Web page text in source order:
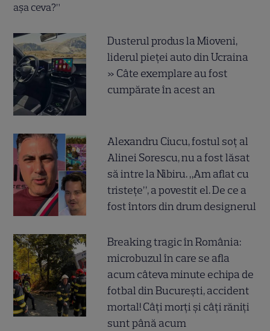
Dusterul produs la Mioveni,
liderul pieței auto din Ucraina
» Câte exemplare au fost
cumpărate în acest an
Alexandru Ciucu, fostul soț al
Alinei Sorescu, nu a fost lăsat
să intre la Nibiru. „Am aflat cu
tristețe”, a povestit el. De ce a
fost întors din drum designerul
Breaking tragic în România:
microbuzul în care se afla
acum câteva minute echipa de
fotbal din București, accident
mortal! Câți morți și câți răniți
sunt până acum